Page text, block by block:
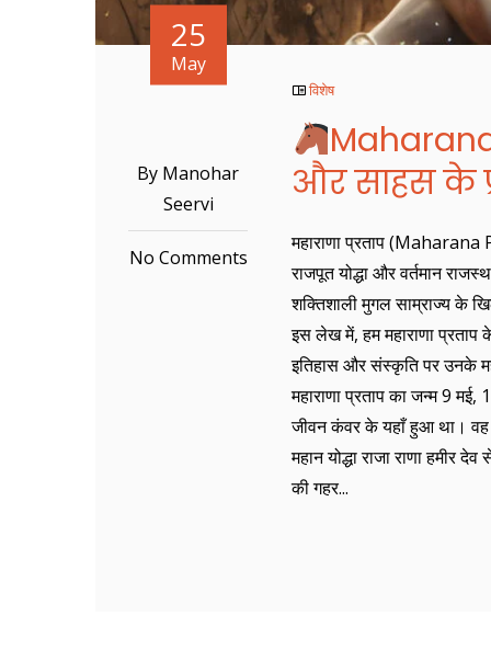
25
May
By Manohar
Seervi
No Comments
विशेष
और साहस के
महाराणा प्रताप (Maharana
राजपूत योद्धा और वर्तमान
शक्तिशाली मुगल साम्राज्य के
इस लेख में, हम महाराणा प्रताप
इतिहास और संस्कृति पर उनके
महाराणा प्रताप का जन्म 9
जीवन कंवर के यहाँ हुआ था। वह
महान योद्धा राजा राणा हमीर
की गहर...